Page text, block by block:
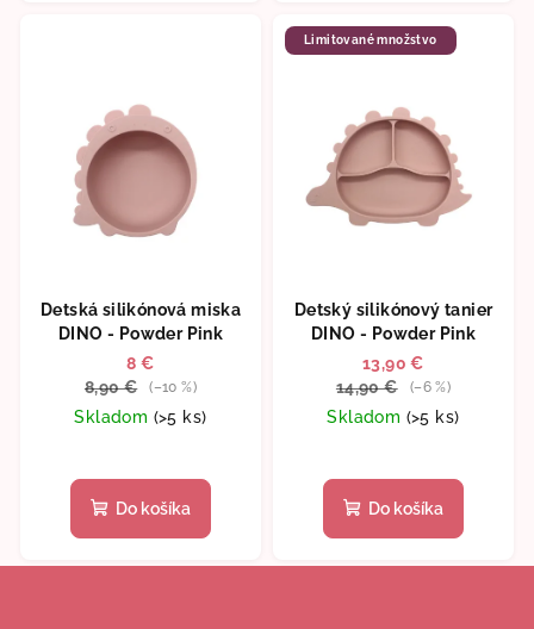
5
Detská silikónová miska
DINO - Powder Pink
8 €
8,90 €
(–10 %)
Skladom (>5 ks)
Do košíka
Limitované množstvo
Detský silikónový tanier
DINO - Powder Pink
13,90 €
14,90 €
(–6 %)
Skladom (>5 ks)
Do košíka